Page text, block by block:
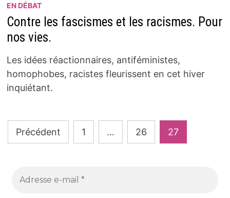
EN DÉBAT
Contre les fascismes et les racismes. Pour
nos vies.
Les idées réactionnaires, antiféministes,
homophobes, racistes fleurissent en cet hiver
inquiétant.
Pagination
des
Précédent 1 … 26 27